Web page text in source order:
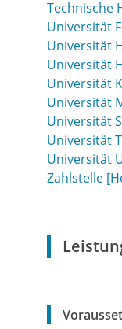
Technische
Universität
Universität
Universität
Universität
Universität
Universität
Universität
Universität
Zahlstelle